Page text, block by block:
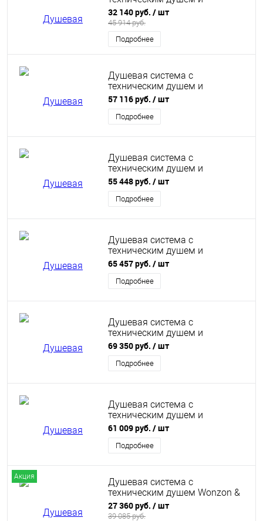
термостатом Wonzon &
Woghand, Белый матовый (WW-
B3097-A-MW)
32 140 руб. / шт
45 914 руб.
Подробнее
Душевая система с
техническим душем и
термостатом Wonzon &
Woghand Muse Piano, Черный
матовый (WW-B4132-A-MB)
57 116 руб. / шт
Подробнее
Душевая система с
техническим душем и
термостатом Wonzon &
Woghand Muse Piano, Хром
(WW-B4132-A-CR)
55 448 руб. / шт
Подробнее
Душевая система с
техническим душем и
термостатом Wonzon &
Woghand Muse Piano, Темный
графит (WW-B4132-A-BGG)
65 457 руб. / шт
Подробнее
Душевая система с
техническим душем и
термостатом Wonzon &
Woghand Muse Piano,
Брашированное золото (WW-
B4132-A-BG)
69 350 руб. / шт
Подробнее
Душевая система с
техническим душем и
термостатом Wonzon &
Woghand Muse Piano, Белый
матовый (WW-B4132-A-MW)
61 009 руб. / шт
Подробнее
Акция
Душевая система с
техническим душем Wonzon &
Woghand, Черный матовый
(WW-A30874-MB)
27 360 руб. / шт
39 085 руб.